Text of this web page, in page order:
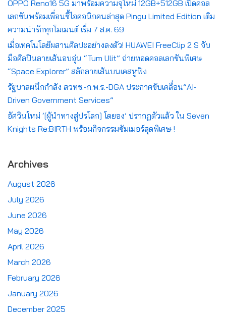
OPPO Reno16 5G มาพร้อมความจุใหม่ 12GB+512GB เปิดคอล
เลกชันพร้อมเพื่อนซี้ไอคอนิกคนล่าสุด Pingu Limited Edition เติม
ความน่ารักทุกโมเมนต์ เริ่ม 7 ส.ค. 69
เมื่อเทคโนโลยีผสานศิลปะอย่างลงตัว! HUAWEI FreeClip 2 S จับ
มือศิลปินลายเส้นอบอุ่น “Tum Ulit” ถ่ายทอดคอลเลกชันพิเศษ
“Space Explorer” สลักลายเส้นบนเคสหูฟัง
รัฐบาลผนึกกำลัง สวทช.-ก.พ.ร.-DGA ประกาศขับเคลื่อน”AI-
Driven Government Services”
อัศวินใหม่ ‘[ผู้นำทางสู่ปรโลก] โดยอง’ ปรากฏตัวแล้ว ใน Seven
Knights Re:BIRTH พร้อมกิจกรรมซัมเมอร์สุดพิเศษ !
Archives
August 2026
July 2026
June 2026
May 2026
April 2026
March 2026
February 2026
January 2026
December 2025